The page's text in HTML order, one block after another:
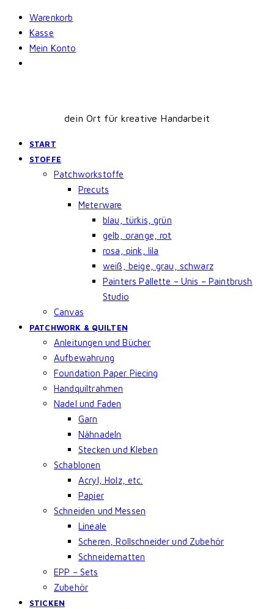
Skip
content
Warenkorb
Kasse
Mein Konto
dein Ort für kreative Handarbeit
START
STOFFE
Patchworkstoffe
Precuts
Meterware
blau, türkis, grün
gelb, orange, rot
rosa, pink, lila
weiß, beige, grau, schwarz
Painters Pallette – Unis – Paintbrush
Studio
Canvas
PATCHWORK & QUILTEN
Anleitungen und Bücher
Aufbewahrung
Foundation Paper Piecing
Handquiltrahmen
Nadel und Faden
Garn
Nähnadeln
Stecken und Kleben
Schablonen
Acryl, Holz, etc.
Papier
Schneiden und Messen
Lineale
Scheren, Rollschneider und Zubehör
Schneidematten
EPP – Sets
Zubehör
STICKEN